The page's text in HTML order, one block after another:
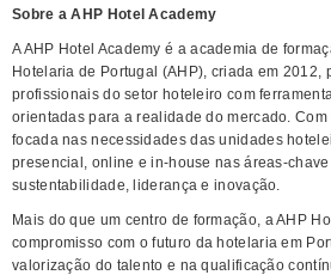
Sobre a AHP Hotel Academy
A AHP Hotel Academy é a academia de
Hotelaria de Portugal (AHP), criada em 2012,
profissionais do setor hoteleiro com
orientadas para a realidade do mercado.
focada nas necessidades das unidades
presencial, online e in-house nas áreas-
sustentabilidade, liderança e inovação.
Mais do que um centro de formação, a AHP
compromisso com o futuro da hotelaria em
valorização do talento e na qualificação